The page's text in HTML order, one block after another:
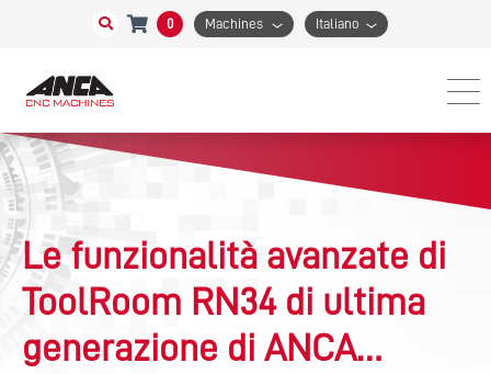
0 Machines Italiano
Le funzionalità avanzate di
ToolRoom RN34 di ultima
generazione di ANCA